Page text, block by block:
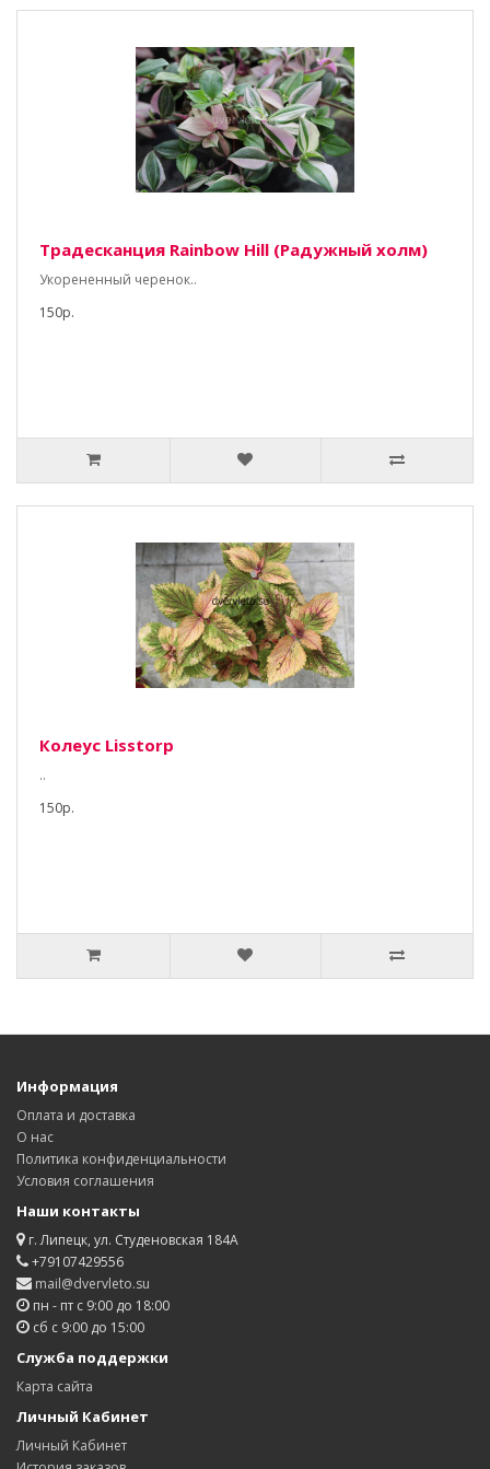
Традесканция Rainbow Hill (Радужный холм)
Укорененный черенок..
150р.
Колеус Lisstorp
..
150р.
Информация
Оплата и доставка
О нас
Политика конфиденциальности
Условия соглашения
Наши контакты
г. Липецк, ул. Студеновская 184А
+79107429556
mail@dvervleto.su
пн - пт с 9:00 до 18:00
сб с 9:00 до 15:00
Служба поддержки
Карта сайта
Личный Кабинет
Личный Кабинет